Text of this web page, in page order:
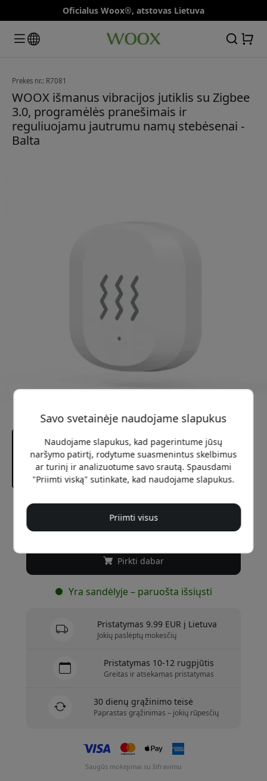
Oficialus Woox®, atstovas Lietuva
Prekės nr.: R7081
WOOX išmanus vibracijos jutiklis su Zigbee
3.0, programėlės pranešimais ir
reguliuojamu jautrumu namų stebėsenai -
Balta
24.99 EUR
Pirkti dabar
Yra sandėlyje – paruošta išsiųsti
Pristatymas 9.99 EUR į Lietuva
Jokių paslėptų mokesčių
Pristatymas 10-12 rugpjūtis
Greitas ir atsekamas pristatymas
30 dienų grąžinimo teisė
Paprastas grąžinimas – jokių rūpesčių
Saugūs mokėjimai su šifravimu
Savo svetainėje naudojame slapukus
Naudojame slapukus, kad pagerintume jūsų
naršymo patirtį, rodytume suasmenintus skelbimus
ar turinį ir analizuotume savo srautą. Spausdami
"Priimti viską" sutinkate, kad naudojame slapukus.
Priimti visus